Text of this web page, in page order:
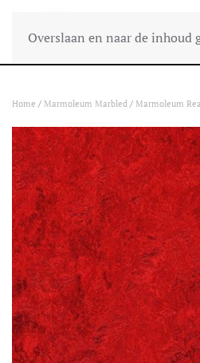
Overslaan en naar de inhoud
Home / Marmoleum Marbled / Marmoleum